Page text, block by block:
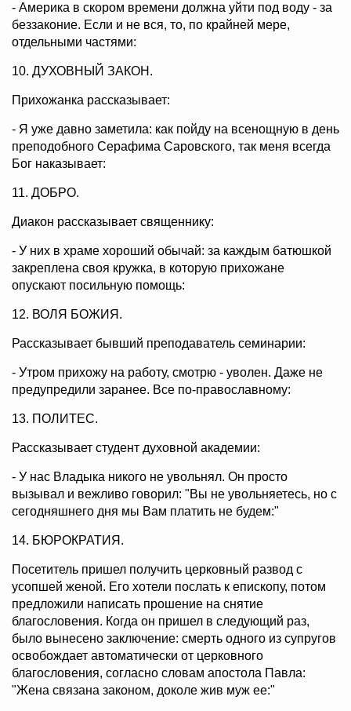
- Америка в скором времени должна уйти под воду - за
беззаконие. Если и не вся, то, по крайней мере,
отдельными частями:
10. ДУХОВНЫЙ ЗАКОН.
Прихожанка рассказывает:
- Я уже давно заметила: как пойду на всенощную в день
преподобного Серафима Саровского, так меня всегда
Бог наказывает:
11. ДОБРО.
Диакон рассказывает священнику:
- У них в храме хороший обычай: за каждым батюшкой
закреплена своя кружка, в которую прихожане
опускают посильную помощь:
12. ВОЛЯ БОЖИЯ.
Рассказывает бывший преподаватель семинарии:
- Утром прихожу на работу, смотрю - уволен. Даже не
предупредили заранее. Все по-православному:
13. ПОЛИТЕС.
Рассказывает студент духовной академии:
- У нас Владыка никого не увольнял. Он просто
вызывал и вежливо говорил: "Вы не увольняетесь, но с
сегодняшнего дня мы Вам платить не будем:"
14. БЮРОКРАТИЯ.
Посетитель пришел получить церковный развод с
усопшей женой. Его хотели послать к епископу, потом
предложили написать прошение на снятие
благословения. Когда он пришел в следующий раз,
было вынесено заключение: смерть одного из супругов
освобождает автоматически от церковного
благословения, согласно словам апостола Павла:
"Жена связана законом, доколе жив муж ее:"